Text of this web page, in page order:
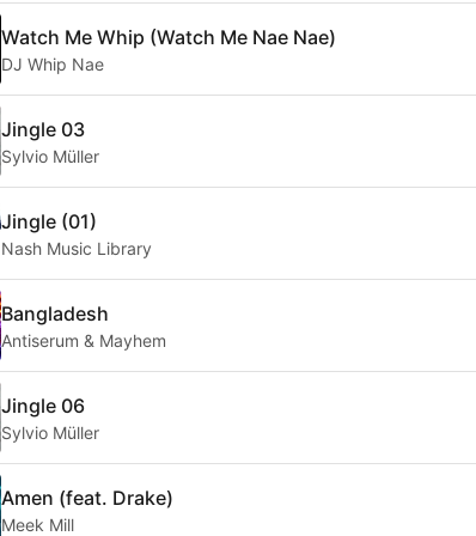
Watch Me Whip (Watch Me Nae Nae)
DJ Whip Nae
Jingle 03
Sylvio Müller
Jingle (01)
Nash Music Library
Bangladesh
Antiserum & Mayhem
Jingle 06
Sylvio Müller
Amen (feat. Drake)
Meek Mill